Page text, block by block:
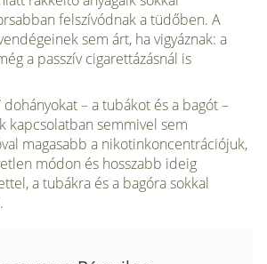
felszívódnak a tüdőben. A
sem árt, ha vigyáznak: a
a passzív cigarettázásnál is
dohányokat – a tubákot és a bagót –
kapcsolatban semmivel sem
magasabb a nikotinkoncentrációjuk,
módon és hosszabb ideig
a tubákra és a bagóra sokkal